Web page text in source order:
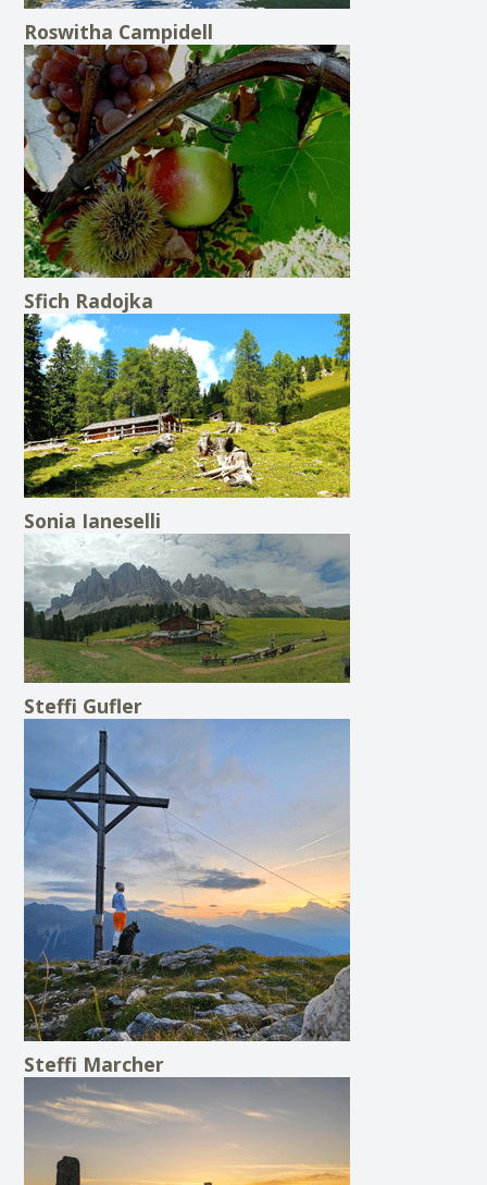
Roswitha Campidell
Sfich Radojka
Sonia Ianeselli
Steffi Gufler
Steffi Marcher